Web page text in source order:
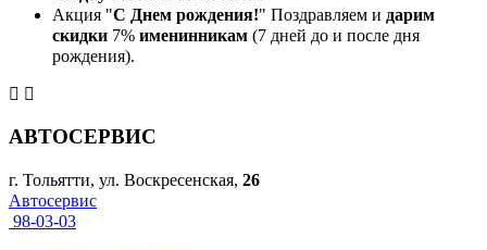
Акция "С Днем рождения!" Поздравляем и дарим
скидки 7% именинникам (7 дней до и после дня
рождения).
АВТОСЕРВИС
г. Тольятти, ул. Воскресенская, 26
Автосервис
98-03-03